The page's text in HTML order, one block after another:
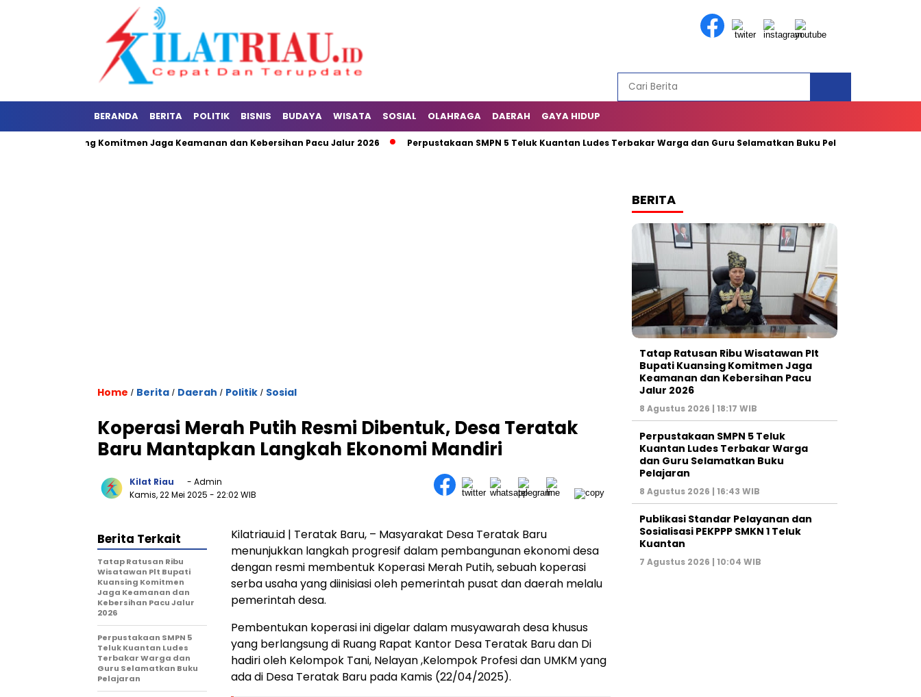
BERANDA BERITA POLITIK BISNIS BUDAYA WISATA SOSIAL OLAHRAGA DAERAH GAYA HIDUP
Kuansing Komitmen Jaga Keamanan dan Kebersihan Pacu Jalur 2026 Perpustakaan SMPN 5 Teluk Kuantan Ludes Terbakar Warga dan Guru Selamatkan Buku Pelajaran
Home / Berita / Daerah / Politik / Sosial
Koperasi Merah Putih Resmi Dibentuk, Desa Teratak
Baru Mantapkan Langkah Ekonomi Mandiri
Kilat Riau
- Admin
Kamis, 22 Mei 2025 - 22:02 WIB
Kilatriau.id | Teratak Baru, – Masyarakat Desa Teratak Baru
menunjukkan langkah progresif dalam pembangunan ekonomi desa
dengan resmi membentuk Koperasi Merah Putih, sebuah koperasi
serba usaha yang diinisiasi oleh pemerintah pusat dan daerah melalu
pemerintah desa.
Pembentukan koperasi ini digelar dalam musyawarah desa khusus
yang berlangsung di Ruang Rapat Kantor Desa Teratak Baru dan Di
hadiri oleh Kelompok Tani, Nelayan ,Kelompok Profesi dan UMKM yang
ada di Desa Teratak Baru pada Kamis (22/04/2025).
Berita Terkait
Tatap Ratusan Ribu
Wisatawan Plt Bupati
Kuansing Komitmen
Jaga Keamanan dan
Kebersihan Pacu Jalur
2026
Perpustakaan SMPN 5
Teluk Kuantan Ludes
Terbakar Warga dan
Guru Selamatkan Buku
Pelajaran
BERITA
Tatap Ratusan Ribu Wisatawan Plt
Bupati Kuansing Komitmen Jaga
Keamanan dan Kebersihan Pacu
Jalur 2026
8 Agustus 2026 | 18:17 WIB
Perpustakaan SMPN 5 Teluk
Kuantan Ludes Terbakar Warga
dan Guru Selamatkan Buku
Pelajaran
8 Agustus 2026 | 16:43 WIB
Publikasi Standar Pelayanan dan
Sosialisasi PEKPPP SMKN 1 Teluk
Kuantan
7 Agustus 2026 | 10:04 WIB